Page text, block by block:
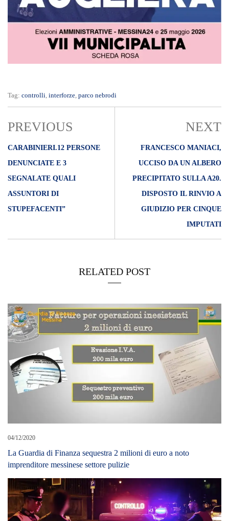
Tag: controlli, interforze, parco nebrodi
PREVIOUS
CARABINIERI.12 PERSONE
DENUNCIATE E 3
SEGNALATE QUALI
ASSUNTORI DI
STUPEFACENTI”
NEXT
FRANCESCO MANIACI,
UCCISO DA UN ALBERO
PRECIPITATO SULLA A20.
DISPOSTO IL RINVIO A
GIUDIZIO PER CINQUE
IMPUTATI
RELATED POST
04/12/2020
La Guardia di Finanza sequestra 2 milioni di euro a noto
imprenditore messinese settore pulizie